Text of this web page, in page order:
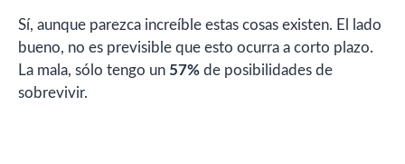
Sí, aunque parezca increíble estas cosas existen. El lado
bueno, no es previsible que esto ocurra a corto plazo.
La mala, sólo tengo un 57% de posibilidades de
sobrevivir.